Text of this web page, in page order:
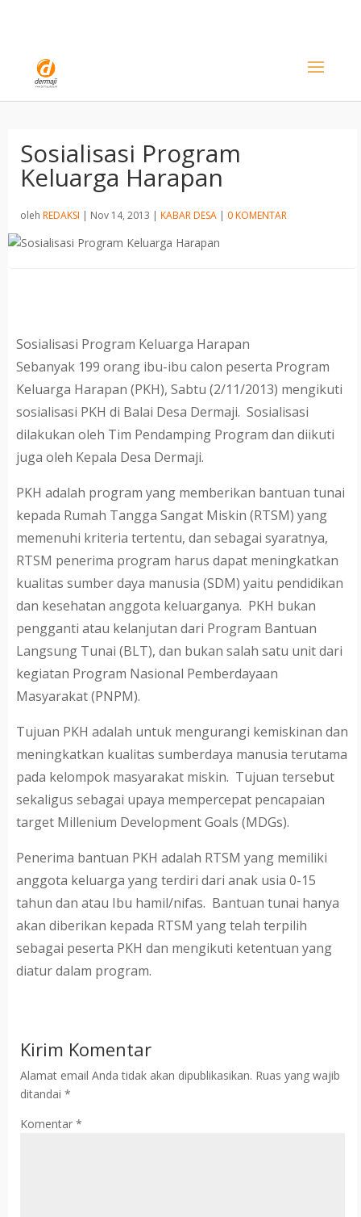
Sosialisasi Program
Keluarga Harapan
oleh REDAKSI | Nov 14, 2013 | KABAR DESA | 0 KOMENTAR
Sosialisasi Program Keluarga Harapan
Sebanyak 199 orang ibu-ibu calon peserta Program
Keluarga Harapan (PKH), Sabtu (2/11/2013) mengikuti
sosialisasi PKH di Balai Desa Dermaji. Sosialisasi
dilakukan oleh Tim Pendamping Program dan diikuti
juga oleh Kepala Desa Dermaji.
PKH adalah program yang memberikan bantuan tunai
kepada Rumah Tangga Sangat Miskin (RTSM) yang
memenuhi kriteria tertentu, dan sebagai syaratnya,
RTSM penerima program harus dapat meningkatkan
kualitas sumber daya manusia (SDM) yaitu pendidikan
dan kesehatan anggota keluarganya. PKH bukan
pengganti atau kelanjutan dari Program Bantuan
Langsung Tunai (BLT), dan bukan salah satu unit dari
kegiatan Program Nasional Pemberdayaan
Masyarakat (PNPM).
Tujuan PKH adalah untuk mengurangi kemiskinan dan
meningkatkan kualitas sumberdaya manusia terutama
pada kelompok masyarakat miskin. Tujuan tersebut
sekaligus sebagai upaya mempercepat pencapaian
target Millenium Development Goals (MDGs).
Penerima bantuan PKH adalah RTSM yang memiliki
anggota keluarga yang terdiri dari anak usia 0-15
tahun dan atau Ibu hamil/nifas. Bantuan tunai hanya
akan diberikan kepada RTSM yang telah terpilih
sebagai peserta PKH dan mengikuti ketentuan yang
diatur dalam program.
Kirim Komentar
Alamat email Anda tidak akan dipublikasikan. Ruas yang wajib
ditandai *
Komentar *